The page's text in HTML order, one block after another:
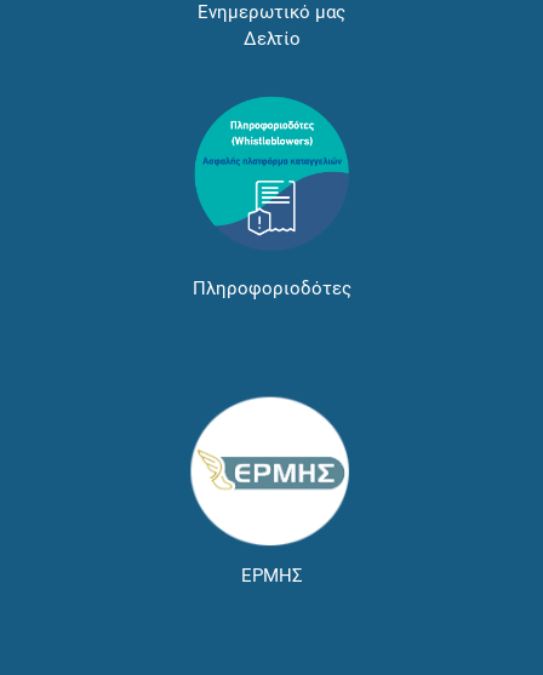
Ενημερωτικό μας
Δελτίο
Πληροφοριοδότες
ΕΡΜΗΣ